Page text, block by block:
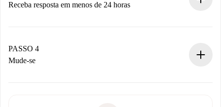
Receba resposta em menos de 24 horas
proprietário.
Se recusada: não cobraremos nada e ofereceremos
PASSO 4
Mude-se